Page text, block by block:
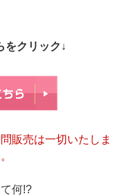
をクリック↓
販売は一切いたしま
何!?